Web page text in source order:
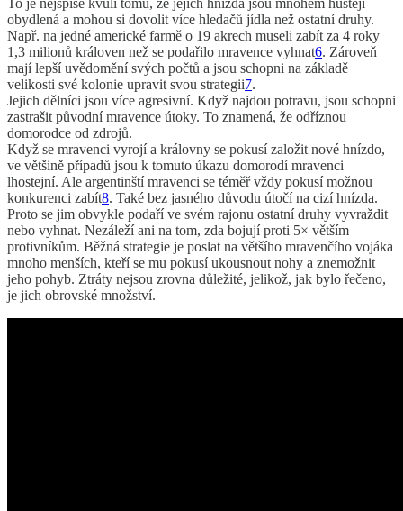
obydlená a mohou si dovolit více hledačů jídla než ostatní druhy.
Např. na jedné americké farmě o 19 akrech museli zabít za 4 roky
1,3 milionů královen než se podařilo mravence vyhnat6. Zároveň
mají lepší uvědomění svých počtů a jsou schopni na základě
velikosti své kolonie upravit svou strategii7.
Jejich dělníci jsou více agresivní. Když najdou potravu, jsou schopni
zastrašit původní mravence útoky. To znamená, že odříznou
domorodce od zdrojů.
Když se mravenci vyrojí a královny se pokusí založit nové hnízdo,
ve většině případů jsou k tomuto úkazu domorodí mravenci
lhostejní. Ale argentinští mravenci se téměř vždy pokusí možnou
konkurenci zabít8. Také bez jasného důvodu útočí na cizí hnízda.
Proto se jim obvykle podaří ve svém rajonu ostatní druhy vyvraždit
nebo vyhnat. Nezáleží ani na tom, zda bojují proti 5× větším
protivníkům. Běžná strategie je poslat na většího mravenčího vojáka
mnoho menších, kteří se mu pokusí ukousnout nohy a znemožnit
jeho pohyb. Ztráty nejsou zrovna důležité, jelikož, jak bylo řečeno,
je jich obrovské množství.